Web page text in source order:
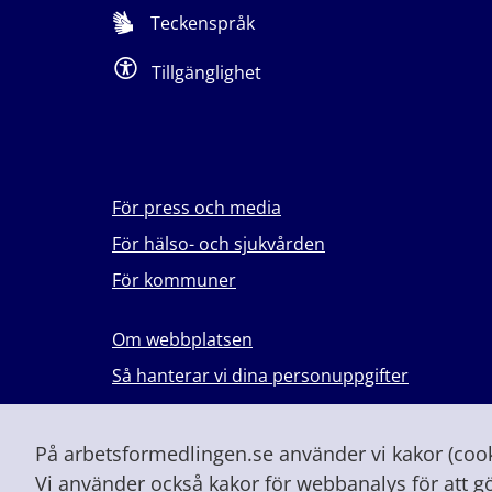
På arbetsformedlingen.se använder vi kakor
Vi använder också kakor för webbanalys för att
Teckenspråk
Tillgänglighet
För press och media
För hälso- och sjukvården
För kommuner
Om webbplatsen
Så hanterar vi dina personuppgifter
Lever du med våld i en nära relation?
Vid höjd beredskap och krig